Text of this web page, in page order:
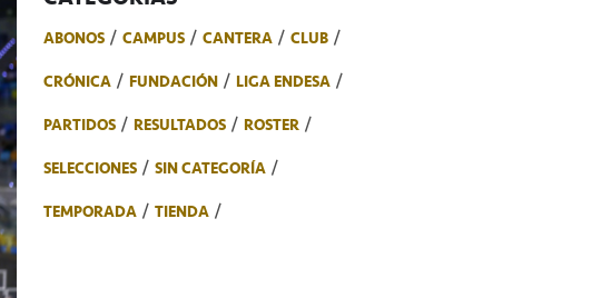
ABONOS CAMPUS CANTERA
CLUB
CRÓNICA
FUNDACIÓN
LIGA ENDESA
PARTIDOS
RESULTADOS
ROSTER
SELECCIONES
SIN CATEGORÍA
TEMPORADA
TIENDA